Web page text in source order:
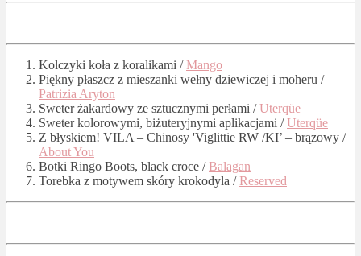
Kolczyki koła z koralikami /Mango
Piękny płaszcz z mieszanki wełny dziewiczej i moheru /
Patrizia Aryton
Sweter żakardowy ze sztucznymi perłami /Uterqüe
Sweter kolorowymi, biżuteryjnymi aplikacjami /Uterqüe
Z błyskiem! VILA – Chinosy 'Viglittie RW /KI’ – brązowy /
About You
Botki Ringo Boots, black croce /Balagan
Torebka z motywem skóry krokodyla /Reserved